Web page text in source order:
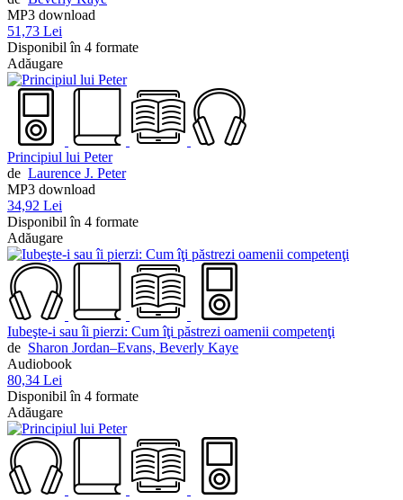
MP3 download
51,73 Lei
Disponibil în 4 formate
Adăugare
Principiul lui Peter
de Laurence J. Peter
MP3 download
34,92 Lei
Disponibil în 4 formate
Adăugare
Iubeşte-i sau îi pierzi: Cum îţi păstrezi oamenii competenţi
de Sharon Jordan–Evans, Beverly Kaye
Audiobook
80,34 Lei
Disponibil în 4 formate
Adăugare